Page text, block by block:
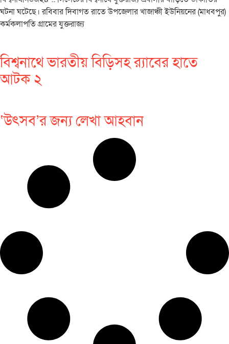
ঘটনা ঘটেছে। রবিবার দিবাগত রাতে উপজেলার খাজাঞ্চী ইউনিয়নের (মাধবপুর)
কর্মকলাপতি গ্রামের যুক্তরাজ্য
বিশ্বনাথে ভারতীয় বিড়িসহ র‌্যাবের হাতে
আটক ২
‘উৎসব’র জন‌্য লেখা আহবান